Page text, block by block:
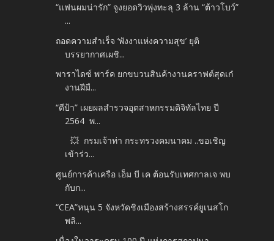
“แฟนผมน่ารัก” จูงยอดวิวพุ่งทะลุ 3 ล้าน “ต้าวโบว์”
...
ถอดความสำเร็จ ‘พังงาแห่งความสุข’ ยุติ
บรรยากาศเผชิ...
พาราไดซ์ พาร์ค ยกขบวนสินค้างานคราฟต์สุดเก๋
งานฝีมื...
“ดีป้า” เผยผลสำรวจอุตสาหกรรมดิจิทัลไทย ปี
2564 พ...
💥 กรมเจ้าท่า กระทรวงคมนาคม ..ขอเชิญ
เข้าร่ว...
ศูนย์การค้าเครือ เอ็ม บี เค ต้อนรับเทศกาลเจ พบ
กับก...
“CEA”หนุน 5 จังหวัดชิงเมืองสร้างสรรค์ยูเนสโก
พลิ...